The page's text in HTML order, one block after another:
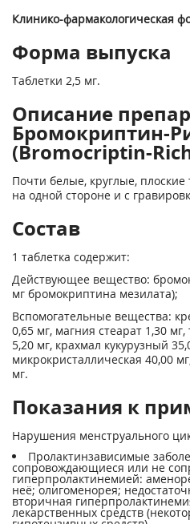
Клинико-фармакологическая
Форма выпуска
Таблетки 2,5 мг.
Описание
Бромокриптин-
(Bromocriptin-
Почти белые, круглые, плоские
на одной стороне и с
Состав
1 таблетка содержит:
Действующее вещество:
мг бромокриптина мезилата);
Вспомогательные вещества:
0,65 мг, магния стеарат 1,30
5,20 мг, крахмал кукурузный
микрокристаллическая 40,00
мг.
Показания к
Нарушения менструального
Пролактинзависимые
сопровождающиеся или не
гиперпролактинемией:
неё; олигоменорея;
вторичная
лекарственных средств